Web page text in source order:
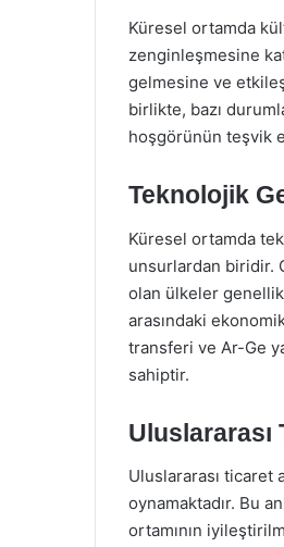
Küresel ortamda
zenginleşmesine
gelmesine ve
birlikte, bazı
hoşgörünün teşvik
Teknolojik
Küresel ortamda
unsurlardan biridir.
olan ülkeler
arasındaki
transferi ve Ar-Ge
sahiptir.
Uluslararası
Uluslararası ticaret
oynamaktadır. Bu
ortamının